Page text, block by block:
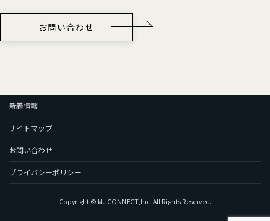
お問い合わせ
新着情報
サイトマップ
お問い合わせ
プライバシーポリシー
Copyright © MJ CONNECT,Inc. All Rights Reserved.